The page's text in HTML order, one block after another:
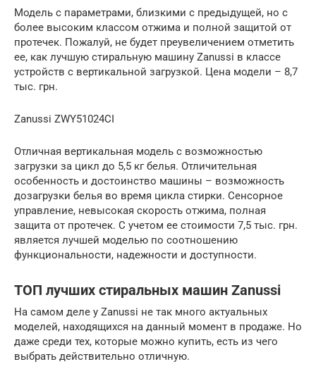
Модель с параметрами, близкими с предыдущей, но с
более высоким классом отжима и полной защитой от
протечек. Пожалуй, не будет преувеличением отметить
ее, как лучшую стиральную машину Zanussi в классе
устройств с вертикальной загрузкой. Цена модели – 8,7
тыс. грн.
Zanussi ZWY51024CI
Отличная вертикальная модель с возможностью
загрузки за цикл до 5,5 кг белья. Отличительная
особенность и достоинство машины – возможность
дозагрузки белья во время цикла стирки. Сенсорное
управление, невысокая скорость отжима, полная
защита от протечек. С учетом ее стоимости 7,5 тыс. грн.
является лучшей моделью по соотношению
функциональности, надежности и доступности.
ТОП лучших стиральных машин Zanussi
На самом деле у Zanussi не так много актуальных
моделей, находящихся на данный момент в продаже. Но
даже среди тех, которые можно купить, есть из чего
выбрать действительно отличную.